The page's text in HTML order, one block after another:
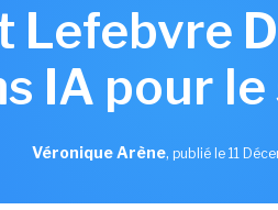
Lefebvre
IA pour
Véronique Arène, publié le 11